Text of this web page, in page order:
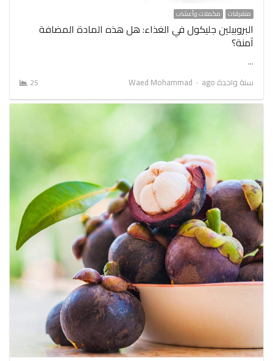
متفرقات مكملات وأعشاب
البروبيلين جليكول في الغذاء: هل هذه المادة المضافة
آمنة؟
…
سنة واحدة ago
Author
Waed Mohammad
25